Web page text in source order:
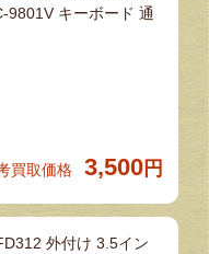
9801V キーボード 通
買取価格 3,500 円
外付け 3.5イン